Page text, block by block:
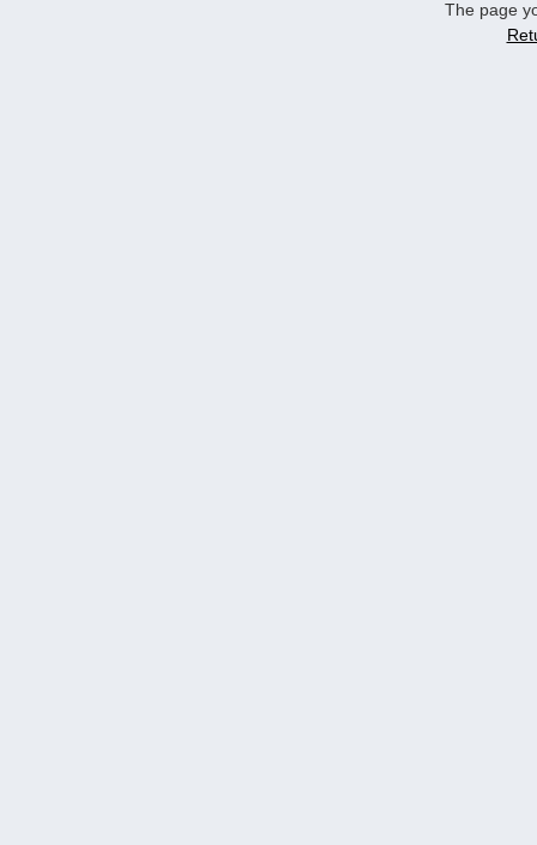
The page